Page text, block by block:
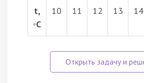
t,
◦C
10 11 12 13 14